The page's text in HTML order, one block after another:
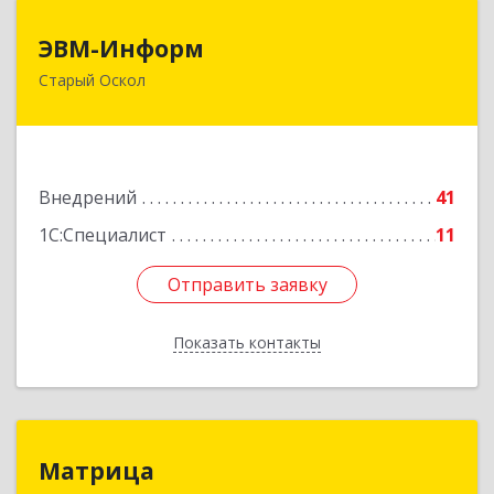
ЭВМ-Информ
Старый Оскол
Внедрений
41
1С:Специалист
11
Отправить заявку
Показать контакты
309502, Белгородская обл, Старый Оскол г,
Отправить заявку
Назад
Матрица